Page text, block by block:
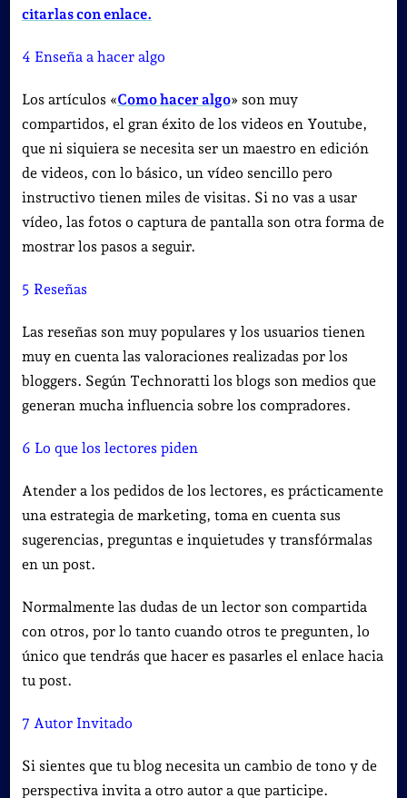
citarlas con enlace.
4 Enseña a hacer algo
Los artículos «Como hacer algo» son muy
compartidos, el gran éxito de los videos en Youtube,
que ni siquiera se necesita ser un maestro en edición
de videos, con lo básico, un vídeo sencillo pero
instructivo tienen miles de visitas. Si no vas a usar
vídeo, las fotos o captura de pantalla son otra forma de
mostrar los pasos a seguir.
5 Reseñas
Las reseñas son muy populares y los usuarios tienen
muy en cuenta las valoraciones realizadas por los
bloggers. Según Technoratti los blogs son medios que
generan mucha influencia sobre los compradores.
6 Lo que los lectores piden
Atender a los pedidos de los lectores, es prácticamente
una estrategia de marketing, toma en cuenta sus
sugerencias, preguntas e inquietudes y transfórmalas
en un post.
Normalmente las dudas de un lector son compartida
con otros, por lo tanto cuando otros te pregunten, lo
único que tendrás que hacer es pasarles el enlace hacia
tu post.
7 Autor Invitado
Si sientes que tu blog necesita un cambio de tono y de
perspectiva invita a otro autor a que participe.